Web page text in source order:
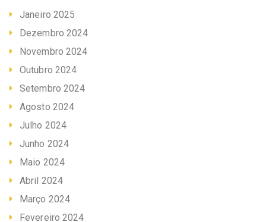
Janeiro 2025
Dezembro 2024
Novembro 2024
Outubro 2024
Setembro 2024
Agosto 2024
Julho 2024
Junho 2024
Maio 2024
Abril 2024
Março 2024
Fevereiro 2024